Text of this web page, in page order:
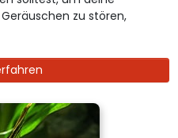
zu stören,